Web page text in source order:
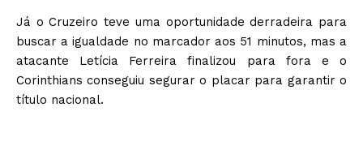
Já o Cruzeiro teve uma oportunidade derradeira para
buscar a igualdade no marcador aos 51 minutos, mas a
atacante Letícia Ferreira finalizou para fora e o
Corinthians conseguiu segurar o placar para garantir o
título nacional.